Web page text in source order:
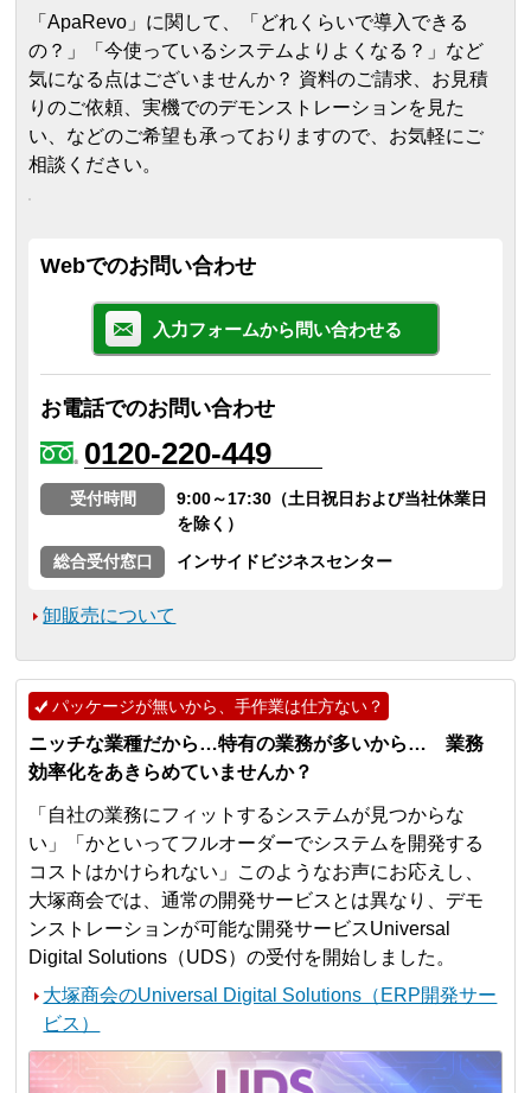
「ApaRevo」に関して、「どれくらいで導入できる
の？」「今使っているシステムよりよくなる？」など
気になる点はございませんか？ 資料のご請求、お見積
りのご依頼、実機でのデモンストレーションを見た
い、などのご希望も承っておりますので、お気軽にご
相談ください。
Webでのお問い合わせ
入力フォームから問い合わせる
お電話でのお問い合わせ
0120-220-449
受付時間
9:00～17:30（土日祝日および当社休業日
を除く）
総合受付窓口
インサイドビジネスセンター
卸販売について
パッケージが無いから、手作業は仕方ない？
ニッチな業種だから…特有の業務が多いから… 業務
効率化をあきらめていませんか？
「自社の業務にフィットするシステムが見つからな
い」「かといってフルオーダーでシステムを開発する
コストはかけられない」このようなお声にお応えし、
大塚商会では、通常の開発サービスとは異なり、デモ
ンストレーションが可能な開発サービスUniversal
Digital Solutions（UDS）の受付を開始しました。
大塚商会のUniversal Digital Solutions（ERP開発サー
ビス）